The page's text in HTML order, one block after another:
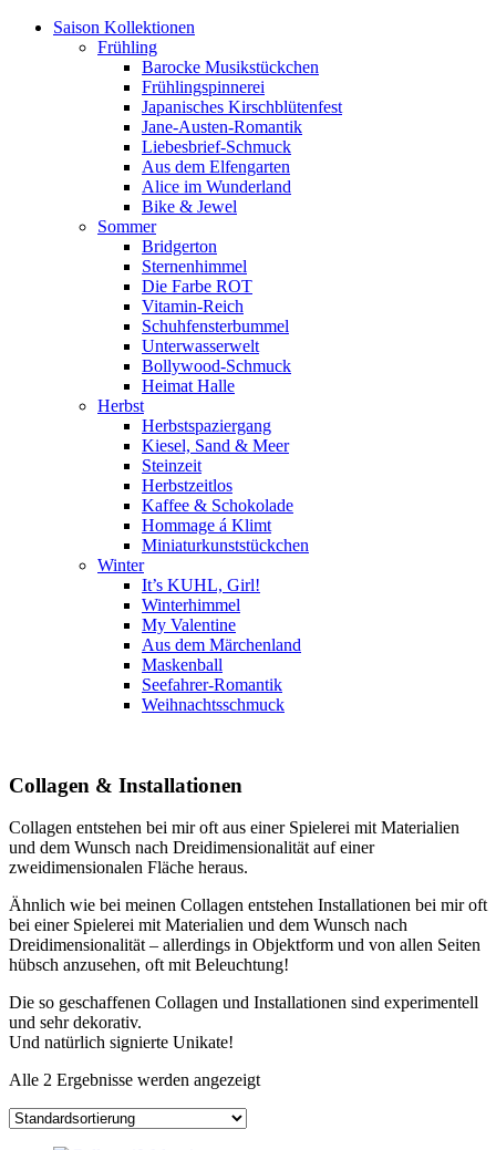
Saison Kollektionen
Frühling
Barocke Musikstückchen
Frühlingspinnerei
Japanisches Kirschblütenfest
Jane-Austen-Romantik
Liebesbrief-Schmuck
Aus dem Elfengarten
Alice im Wunderland
Bike & Jewel
Sommer
Bridgerton
Sternenhimmel
Die Farbe ROT
Vitamin-Reich
Schuhfensterbummel
Unterwasserwelt
Bollywood-Schmuck
Heimat Halle
Herbst
Herbstspaziergang
Kiesel, Sand & Meer
Steinzeit
Herbstzeitlos
Kaffee & Schokolade
Hommage á Klimt
Miniaturkunststückchen
Winter
It’s KUHL, Girl!
Winterhimmel
My Valentine
Aus dem Märchenland
Maskenball
Seefahrer-Romantik
Weihnachtsschmuck
Collagen & Installationen
Collagen entstehen bei mir oft aus einer Spielerei mit Materialien
und dem Wunsch nach Dreidimensionalität auf einer
zweidimensionalen Fläche heraus.
Ähnlich wie bei meinen Collagen entstehen Installationen bei mir oft
bei einer Spielerei mit Materialien und dem Wunsch nach
Dreidimensionalität – allerdings in Objektform und von allen Seiten
hübsch anzusehen, oft mit Beleuchtung!
Die so geschaffenen Collagen und Installationen sind experimentell
und sehr dekorativ.
Und natürlich signierte Unikate!
Alle 2 Ergebnisse werden angezeigt